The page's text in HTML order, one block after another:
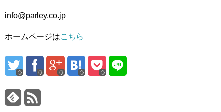
info@parley.co.jp
ホームページはこちら